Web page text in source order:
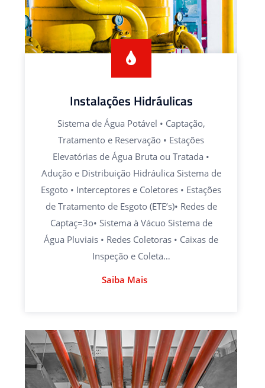
Instalações Hidráulicas
Sistema de Água Potável • Captação,
Tratamento e Reservação • Estações
Elevatórias de Água Bruta ou Tratada •
Adução e Distribuição Hidráulica Sistema de
Esgoto • Interceptores e Coletores • Estações
de Tratamento de Esgoto (ETE’s)• Redes de
Captaç=3o• Sistema à Vácuo Sistema de
Água Pluviais • Redes Coletoras • Caixas de
Inspeção e Coleta…
Saiba Mais